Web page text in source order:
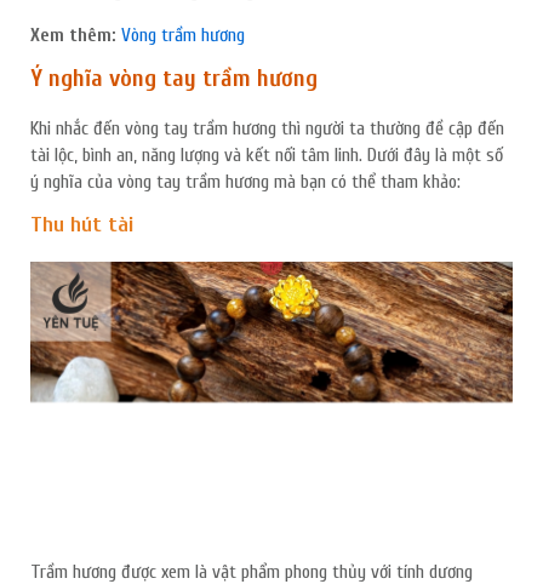
Xem thêm: Vòng trầm hương
Ý nghĩa vòng tay trầm hương
Khi nhắc đến vòng tay trầm hương thì người ta thường đề cập đến
tài lộc, bình an, năng lượng và kết nối tâm linh. Dưới đây là một số
ý nghĩa của vòng tay trầm hương mà bạn có thể tham khảo:
Thu hút tài
Trầm hương được xem là vật phẩm phong thủy với tính dương
HOÀN THÀNH
Đăng ký tư vấn trực tiếp 24/7:0334455504